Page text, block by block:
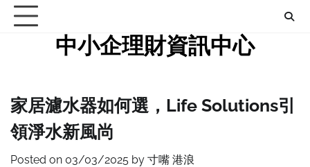
Skip
中小企理財資訊中心
家居濾水器如何選，Life Solutions引
領淨水新風尚
Posted on 03/03/2025 by 寸嘴 港浪